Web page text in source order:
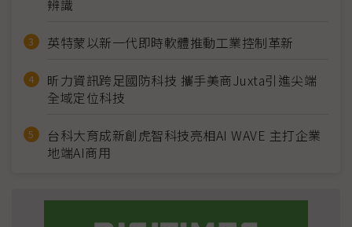
辨識
英特蒙以新一代即時軟體推動工業控制革新
昕力資訊跨足國防科技 攜手美商Juxta引進尖端
全域定位科技
台科大育成新創虎智科技亮相AI WAVE 主打企業
地端AI商用